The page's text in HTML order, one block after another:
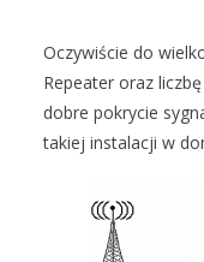
Oczywiście do
Repeater oraz
dobre pokrycie
takiej instalacji w